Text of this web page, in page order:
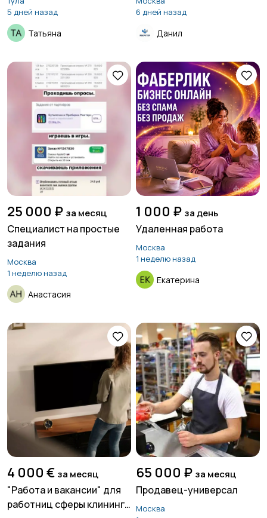
5 дней назад
Татьяна
6 дней назад
Данил
25 000 ₽ за месяц
Специалист на простые
задания
Москва
1 неделю назад
Анастасия
1 000 ₽ за день
Удаленная работа
Москва
1 неделю назад
Екатерина
4 000 € за месяц
"Работа и вакансии" для
работниц сферы клининга
65 000 ₽ за месяц
Продавец-универсал
Москва